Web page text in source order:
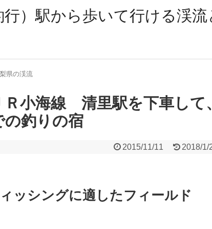
行）駅から歩いて行ける渓
県の渓流
Ｒ小海線 清里駅を下車して
の釣りの宿
2015/11/11 2018/1/
ッシングに適したフィールド